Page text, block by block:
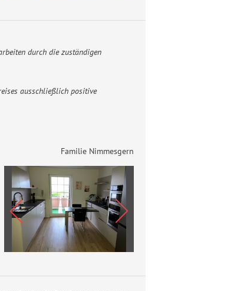
durch die zuständigen
ausschließlich positive
Familie Nimmesgern